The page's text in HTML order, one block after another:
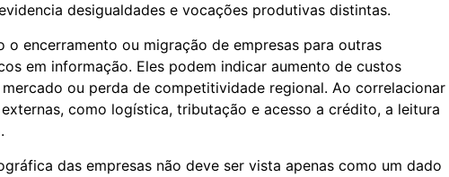
desigualdades e vocações produtivas distintas.
o encerramento ou migração de empresas para outras
em informação. Eles podem indicar aumento de custos
ou perda de competitividade regional. Ao correlacionar
como logística, tributação e acesso a crédito, a leitura
das empresas não deve ser vista apenas como um dado